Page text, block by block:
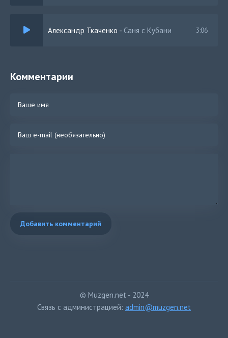
Александр Ткаченко - Саня с Кубани 3:06
Комментарии
Добавить комментарий
© Muzgen.net - 2024
Связь с администрацией: admin@muzgen.net